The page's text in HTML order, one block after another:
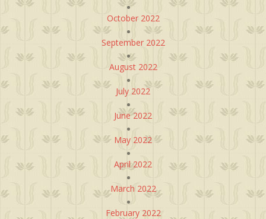
October 2022
September 2022
August 2022
July 2022
June 2022
May 2022
April 2022
March 2022
February 2022